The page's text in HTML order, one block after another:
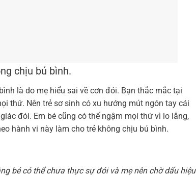
chịu bú bình.
là do mẹ hiểu sai về cơn đói. Bạn thắc mắc tại
thứ. Nên trẻ sơ sinh có xu hướng mút ngón tay cái
đói. Em bé cũng có thể ngậm mọi thứ vì lo lắng,
hành vi này làm cho trẻ không chịu bú bình.
bé có thể chưa thực sự đói và mẹ nên chờ dấu hiệu